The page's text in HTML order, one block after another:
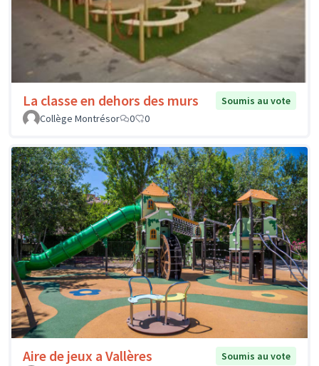
La classe en dehors des murs
Soumis au vote
Collège Montrésor
0 0
Aire de jeux a Vallères
Soumis au vote